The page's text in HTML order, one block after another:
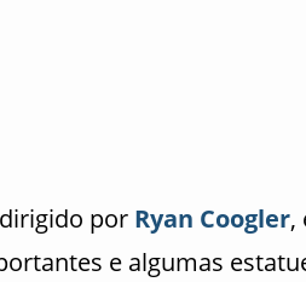
por Ryan Coogler,
e algumas